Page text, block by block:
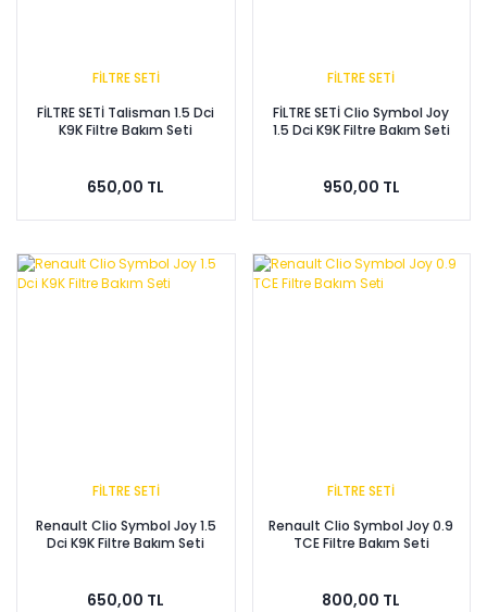
FİLTRE SETİ
FİLTRE SETİ Talisman 1.5 Dci
K9K Filtre Bakım Seti
650,00 TL
FİLTRE SETİ
FİLTRE SETİ Clio Symbol Joy
1.5 Dci K9K Filtre Bakım Seti
950,00 TL
FİLTRE SETİ
Renault Clio Symbol Joy 1.5
Dci K9K Filtre Bakım Seti
650,00 TL
FİLTRE SETİ
Renault Clio Symbol Joy 0.9
TCE Filtre Bakım Seti
800,00 TL